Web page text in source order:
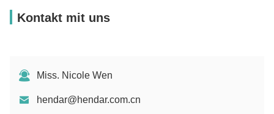
Kontakt mit uns
Miss. Nicole Wen
hendar@hendar.com.cn